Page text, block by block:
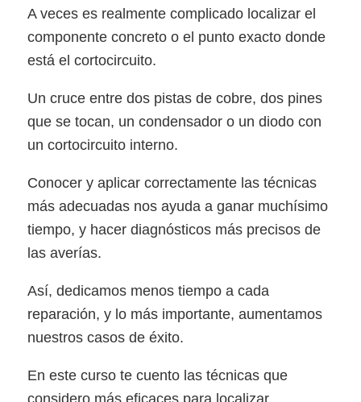
A veces es realmente complicado localizar el
componente concreto o el punto exacto donde
está el cortocircuito.
Un cruce entre dos pistas de cobre, dos pines
que se tocan, un condensador o un diodo con
un cortocircuito interno.
Conocer y aplicar correctamente las técnicas
más adecuadas nos ayuda a ganar muchísimo
tiempo, y hacer diagnósticos más precisos de
las averías.
Así, dedicamos menos tiempo a cada
reparación, y lo más importante, aumentamos
nuestros casos de éxito.
En este curso te cuento las técnicas que
considero más eficaces para localizar